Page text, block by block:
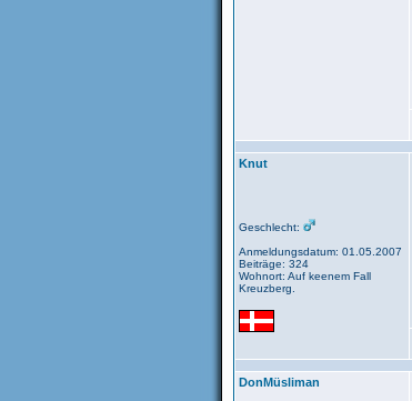
Knut
Geschlecht:
Anmeldungsdatum: 01.05.2007
Beiträge: 324
Wohnort: Auf keenem Fall
Kreuzberg.
DonMüsliman